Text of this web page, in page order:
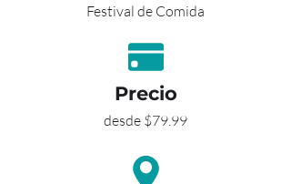
Festival de Comida
Precio
desde $79.99